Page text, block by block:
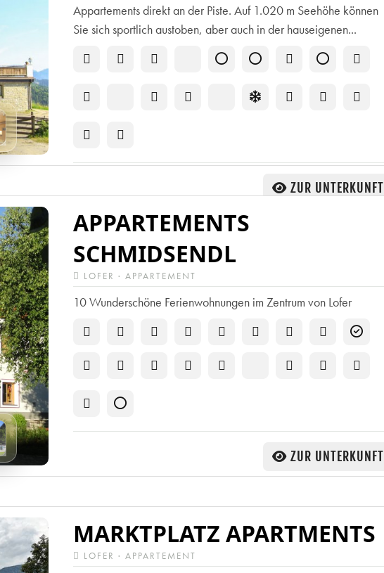
Appartements direkt an der Piste. Auf 1.020 m Seehöhe können
Sie sich sportlich austoben, aber auch in der hauseigenen...
ZUR UNTERKUNFT
APPARTEMENTS
SCHMIDSENDL
LOFER · APPARTEMENT
10 Wunderschöne Ferienwohnungen im Zentrum von Lofer
ZUR UNTERKUNFT
MARKTPLATZ APARTMENTS
LOFER · APPARTEMENT